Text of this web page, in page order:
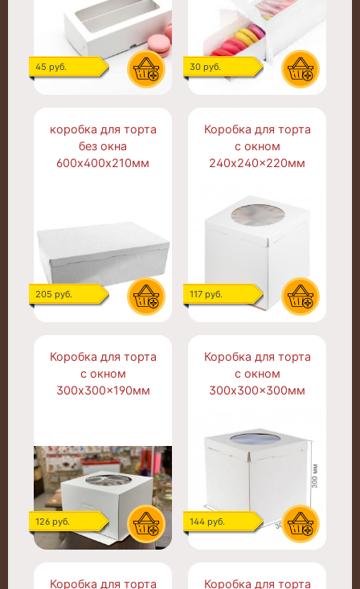
45 руб. 30 руб.
205 руб.
коробка для торта
без окна
600х400х210мм
117 руб.
Коробка для торта
с окном
240x240x220мм
126 руб.
Коробка для торта
с окном
300x300x190мм
144 руб.
Коробка для торта
с окном
300x300x300мм
Коробка для торта
Коробка для торта